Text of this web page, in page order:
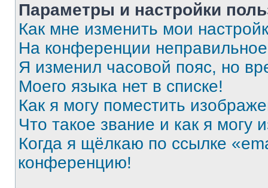
Параметры и настройки
Как мне изменить мои
На конференции
Я изменил часовой пояс, но
Моего языка нет в списке!
Как я могу поместить
Что такое звание и как я могу
Когда я щёлкаю по ссылке
конференцию!